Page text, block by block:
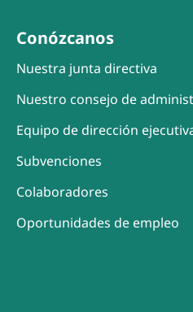
Conózcanos
Nuestra junta directiva
Nuestro consejo de
Equipo de dirección
Subvenciones
Colaboradores
Oportunidades de empleo